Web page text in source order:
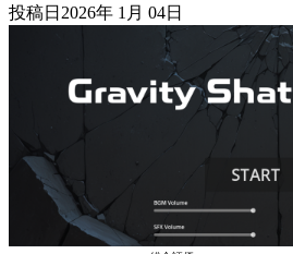
投稿日 2026年 1月 04日